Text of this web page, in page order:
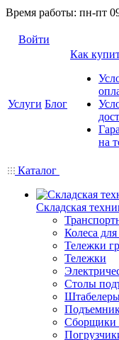
Время работы: пн-пт
Войти
Услуги Блог
Как
на
Каталог
Складская
Колеса
Тележки
Тележки
Столы
Сборщики